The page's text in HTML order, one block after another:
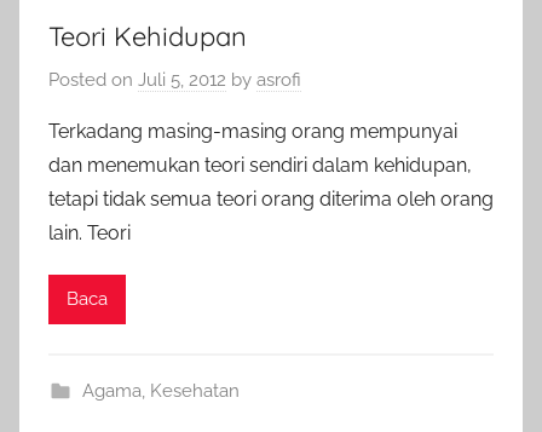
Teori Kehidupan
Posted on Juli 5, 2012 by asrofi
Terkadang masing-masing orang mempunyai
dan menemukan teori sendiri dalam kehidupan,
tetapi tidak semua teori orang diterima oleh orang
lain. Teori
Baca
Agama Kesehatan